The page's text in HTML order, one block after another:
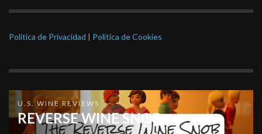
Política de Privacidad | Política de Cookies
U.S. WINE REVIEWS
REVERSE WINE SNOB